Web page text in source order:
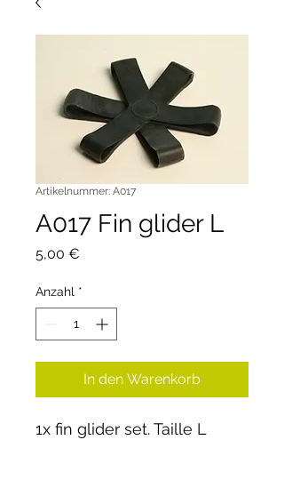
Artikelnummer: A017
A017 Fin glider L
5,00 €
Anzahl *
In den Warenkorb
1x fin glider set. Taille L